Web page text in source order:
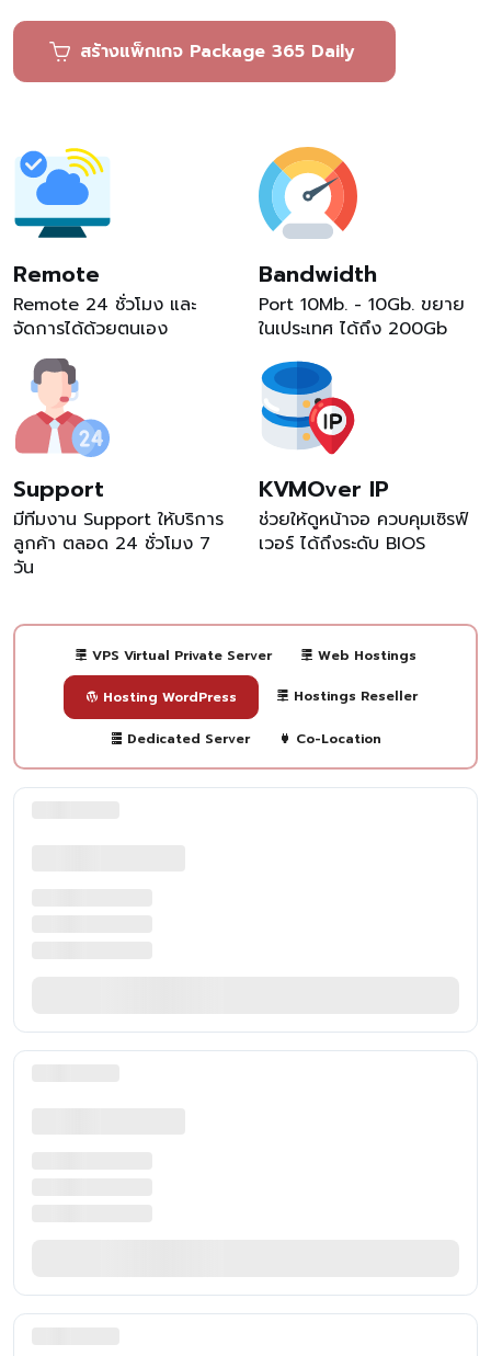
สร้างแพ็กเกจ Package 365 Daily
Remote
Remote 24 ชั่วโมง และ
จัดการได้ด้วยตนเอง
Bandwidth
Port 10Mb. - 10Gb. ขยาย
ในเประเทศ ได้ถึง 200Gb
Support
มีทีมงาน Support ให้บริการ
ลูกค้า ตลอด 24 ชั่วโมง 7
วัน
KVMOver IP
ช่วยให้ดูหน้าจอ ควบคุมเซิรฟ์
เวอร์ ได้ถึงระดับ BIOS
VPS Virtual Private Server Web Hostings
Hosting WordPress Hostings Reseller
Dedicated Server Co-Location